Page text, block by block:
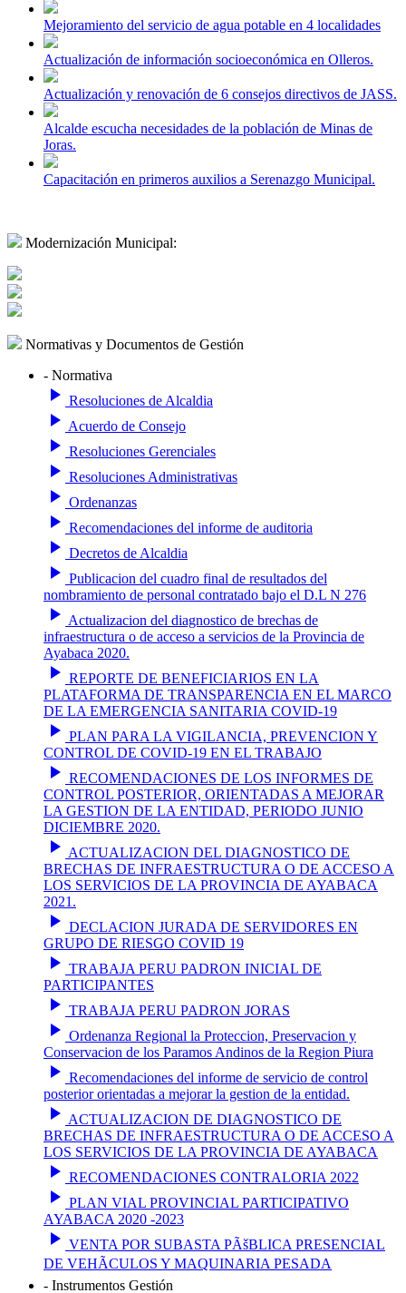
Mejoramiento del servicio de agua potable en 4 localidades
Actualización de información socioeconómica en Olleros.
Actualización y renovación de 6 consejos directivos de JASS.
Alcalde escucha necesidades de la población de Minas de
Joras.
Capacitación en primeros auxilios a Serenazgo Municipal.
Modernización Municipal:
Normativas y Documentos de Gestión
- Normativa
play_arrow Resoluciones de Alcaldia
play_arrow Acuerdo de Consejo
play_arrow Resoluciones Gerenciales
play_arrow Resoluciones Administrativas
play_arrow Ordenanzas
play_arrow Recomendaciones del informe de auditoria
play_arrow Decretos de Alcaldia
play_arrow Publicacion del cuadro final de resultados del
nombramiento de personal contratado bajo el D.L N 276
play_arrow Actualizacion del diagnostico de brechas de
infraestructura o de acceso a servicios de la Provincia de
Ayabaca 2020.
play_arrow REPORTE DE BENEFICIARIOS EN LA
PLATAFORMA DE TRANSPARENCIA EN EL MARCO
DE LA EMERGENCIA SANITARIA COVID-19
play_arrow PLAN PARA LA VIGILANCIA, PREVENCION Y
CONTROL DE COVID-19 EN EL TRABAJO
play_arrow RECOMENDACIONES DE LOS INFORMES DE
CONTROL POSTERIOR, ORIENTADAS A MEJORAR
LA GESTION DE LA ENTIDAD, PERIODO JUNIO
DICIEMBRE 2020.
play_arrow ACTUALIZACION DEL DIAGNOSTICO DE
BRECHAS DE INFRAESTRUCTURA O DE ACCESO A
LOS SERVICIOS DE LA PROVINCIA DE AYABACA
2021.
play_arrow DECLACION JURADA DE SERVIDORES EN
GRUPO DE RIESGO COVID 19
play_arrow TRABAJA PERU PADRON INICIAL DE
PARTICIPANTES
play_arrow TRABAJA PERU PADRON JORAS
play_arrow Ordenanza Regional la Proteccion, Preservacion y
Conservacion de los Paramos Andinos de la Region Piura
play_arrow Recomendaciones del informe de servicio de control
posterior orientadas a mejorar la gestion de la entidad.
play_arrow ACTUALIZACION DE DIAGNOSTICO DE
BRECHAS DE INFRAESTRUCTURA O DE ACCESO A
LOS SERVICIOS DE LA PROVINCIA DE AYABACA
play_arrow RECOMENDACIONES CONTRALORIA 2022
play_arrow PLAN VIAL PROVINCIAL PARTICIPATIVO
AYABACA 2020 -2023
play_arrow VENTA POR SUBASTA PÃšBLICA PRESENCIAL
DE VEHÃCULOS Y MAQUINARIA PESADA
- Instrumentos Gestión